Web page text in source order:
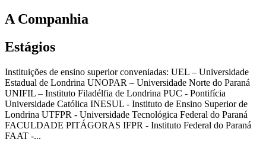
A Companhia
Estágios
Instituições de ensino superior conveniadas: UEL – Universidade
Estadual de Londrina UNOPAR – Universidade Norte do Paraná
UNIFIL – Instituto Filadélfia de Londrina PUC - Pontifícia
Universidade Católica INESUL - Instituto de Ensino Superior de
Londrina UTFPR - Universidade Tecnológica Federal do Paraná
FACULDADE PITÁGORAS IFPR - Instituto Federal do Paraná
FAAT -...